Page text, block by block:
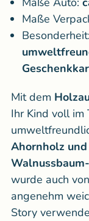
Maße
Besonderheit:
Mit dem
Ihr Kind voll im
Ahornholz
wurde auch
angenehm
Story